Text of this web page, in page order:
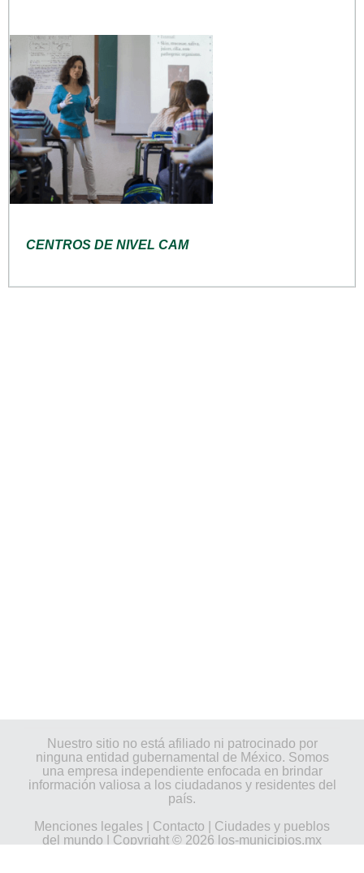
CENTROS DE NIVEL CAM
Nuestro sitio no está afiliado ni patrocinado por
ninguna entidad gubernamental de México. Somos
una empresa independiente enfocada en brindar
información valiosa a los ciudadanos y residentes del
país.
Menciones legales
Contacto
Ciudades y pueblos
del mundo | Copyright © 2026 los-municipios.mx